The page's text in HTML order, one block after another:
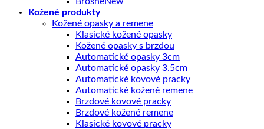
Kožené produkty
Kožené opasky a remene
Klasické kožené opasky
Kožené opasky s brzdou
Automatické opasky 3cm
Automatické opasky 3.5cm
Automatické kovové pracky
Automatické kožené remene
Brzdové kovové pracky
Brzdové kožené remene
Klasické kovové pracky